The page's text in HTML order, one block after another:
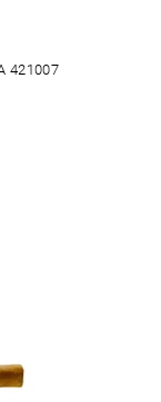
421007